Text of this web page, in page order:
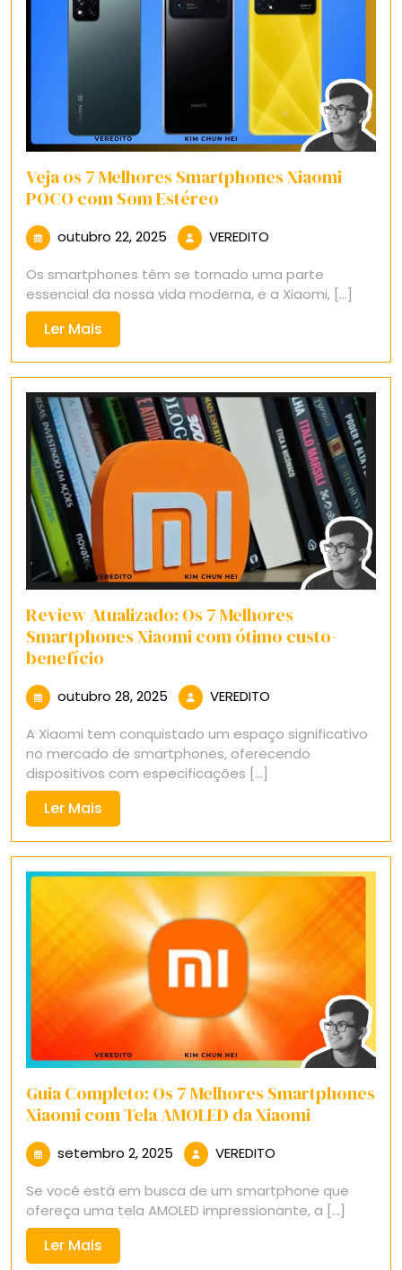
Veja os 7 Melhores Smartphones Xiaomi
POCO com Som Estéreo
outubro 22, 2025 outubro
2025
VEREDITO
Os smartphones têm se tornado uma parte
essencial da nossa vida moderna, e a Xiaomi, [...]
Ler Mais
Mais
Review Atualizado: Os 7 Melhores
Smartphones Xiaomi com ótimo custo-
benefício
outubro 28, 2025 outubro
28,
2025
VEREDITO
A Xiaomi tem conquistado um espaço significativo
no mercado de smartphones, oferecendo
dispositivos com especificações [...]
Ler Mais
Mais
Guia Completo: Os 7 Melhores Smartphones
Xiaomi com Tela AMOLED da Xiaomi
setembro 2, 2025 setembro
2025
VEREDITO
Se você está em busca de um smartphone que
ofereça uma tela AMOLED impressionante, a [...]
Ler Mais